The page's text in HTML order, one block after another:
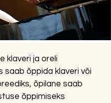
klaveri ja oreli
saab õppida klaveri või
õpilane saab
õppimiseks